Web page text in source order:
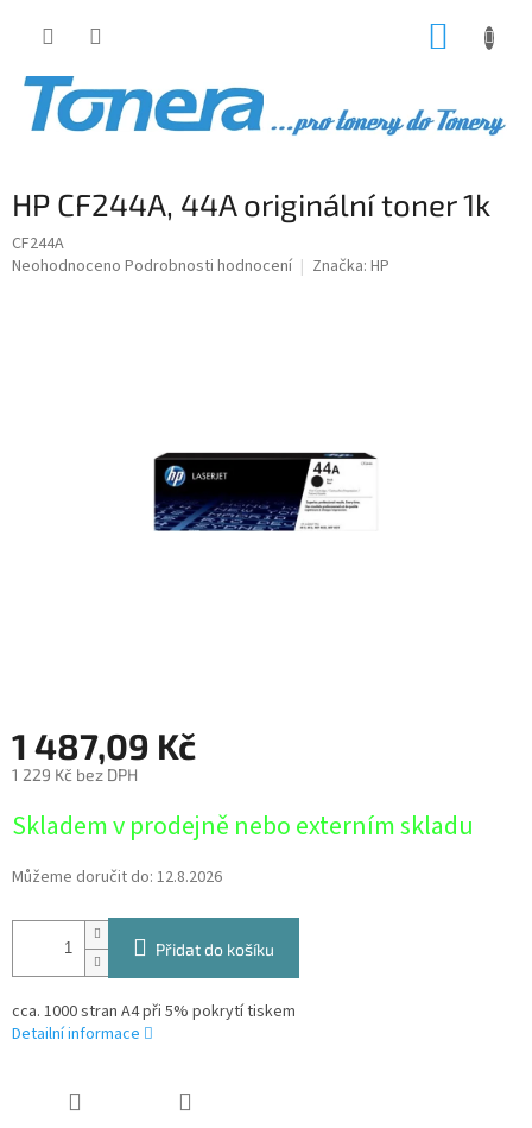
HP CF244A, 44A originální toner 1k
CF244A
Průměrné
Neohodnoceno Podrobnosti hodnocení Značka: HP
1 487,09 Kč
1 229 Kč bez DPH
cena:
Skladem v prodejně nebo externím skladu
Můžeme doručit do: 12.8.2026
Přidat do košíku
cca. 1000 stran A4 při 5% pokrytí tiskem
Detailní informace